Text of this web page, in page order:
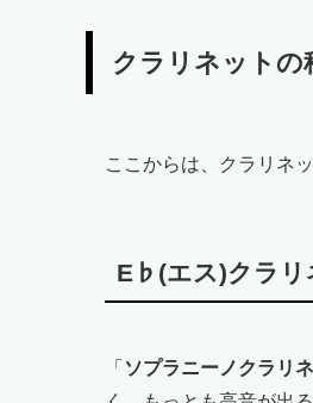
クラリネットの
ここからは、クラリネ
E♭(エス)クラリ
「 ソプラニーノクラリ